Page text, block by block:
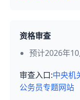
资格审查
预计2026年
审查入口:中央机
公务员专题网站